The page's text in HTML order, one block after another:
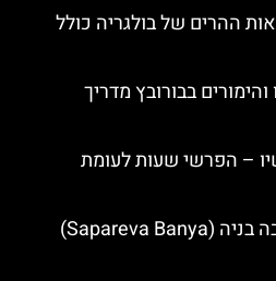
ל-2 מרחצאות ההרים של בולגריה כולל
והימורים בבורובץ מדריך
– הפרשי שעות לעומת
בריכות תרמיות בספארבה בניה (Sapareva Banya)